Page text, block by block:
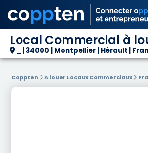
Local Commercial à
_ | 34000 | Montpellier | Hérault |
Coppten A louer Locaux Commerciaux